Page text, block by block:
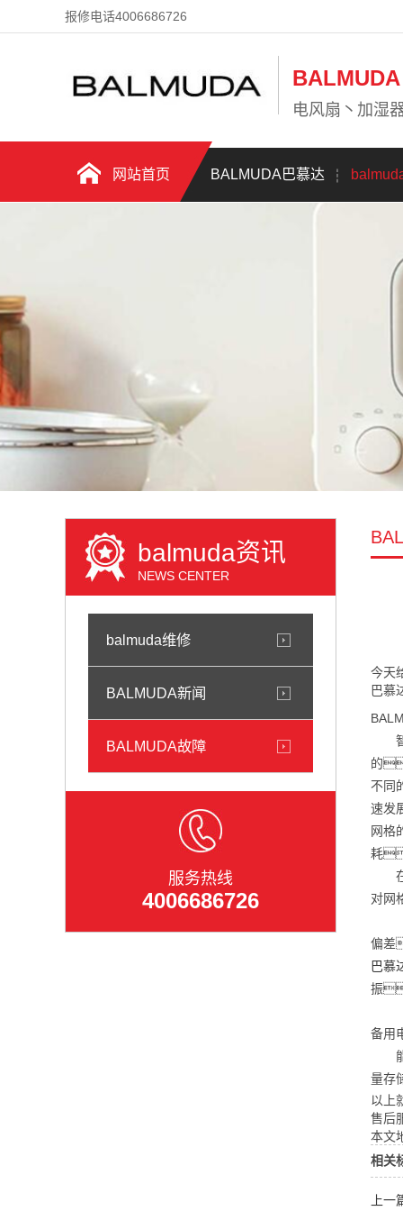
报修电话4006686726
电风扇丶加湿
网站首页 BALMUDA巴慕达
balmuda资讯
NEWS CENTER
balmuda维修
BALMUDA新闻
BALMUDA故障
服务热线
4006686726
今天
巴慕
智
的
不
速发
网
耗
在
对
偏
巴慕
振
备
能
量存
以上
售后
本文
相关
上